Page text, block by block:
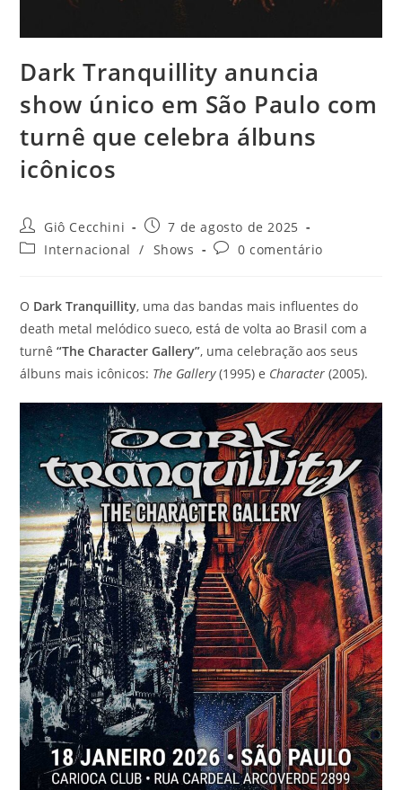
Dark Tranquillity anuncia
show único em São Paulo com
turnê que celebra álbuns
icônicos
Autor
do
post:
Giô Cecchini
Post
publicado:
7 de agosto de 2025
Categoria
Internacional / Shows
Comentários
0 comentário
O Dark Tranquillity, uma das bandas mais influentes do
death metal melódico sueco, está de volta ao Brasil com a
turnê“The Character Gallery”, uma celebração aos seus
álbuns mais icônicos: The Gallery(1995) e Character (2005).